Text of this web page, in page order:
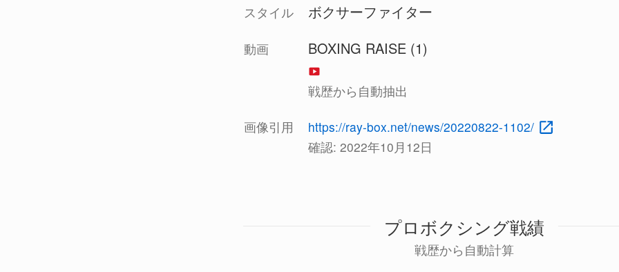
スタイル ボクサーファイター
動画 BOXING RAISE (1)
戦歴から自動抽出
画像引用
https://ray-box.net/news/20220822-1102/
確認: 2022年10月12日
プロボクシング戦績
戦歴から自動計算